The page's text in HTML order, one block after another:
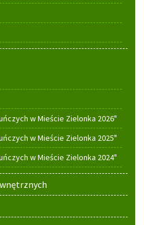
w Mieście Zielonka 2026"
w Mieście Zielonka 2025"
w Mieście Zielonka 2024"